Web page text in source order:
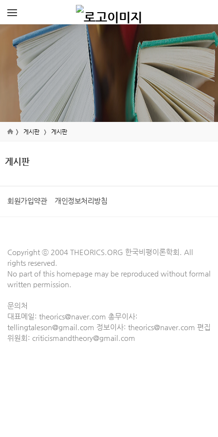
게시판 게시판
게시판
회원가입약관 개인정보처리방침
Copyright ⓒ 2004 THEORICS.ORG 한국비평이론학회. All
rights reserved.
No part of this homepage may be reproduced without formal
written permission.
문의처
대표메일: theorics@naver.com 총무이사:
tellingtaleson@gmail.com 정보이사: theorics@naver.com 편집
위원회: criticismandtheory@gmail.com